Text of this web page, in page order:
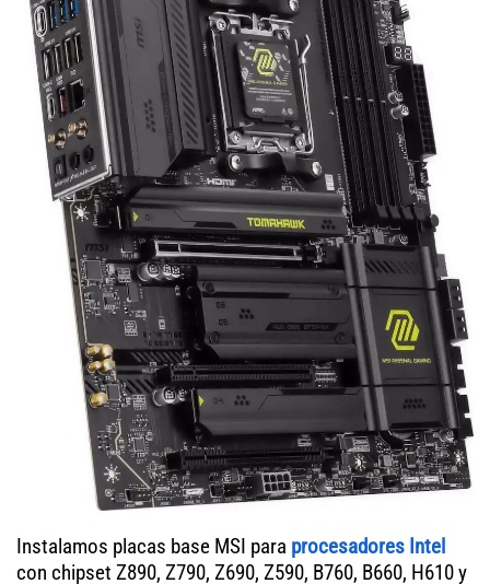
Instalamos placas base MSI para procesadores Intel
con chipset Z890, Z790, Z690, Z590, B760, B660, H610 y